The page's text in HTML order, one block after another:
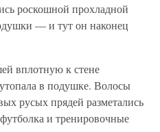
роскошной прохладной
— и тут он наконец
вплотную к стене
в подушке. Волосы
русых прядей разметались
и тренировочные